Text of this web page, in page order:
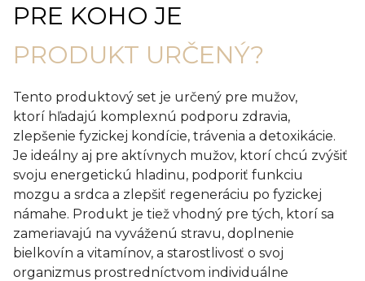
PRE KOHO JE
PRODUKT URČENÝ?
Tento produktový set je určený pre mužov,
ktorí hľadajú komplexnú podporu zdravia,
zlepšenie fyzickej kondície, trávenia a detoxikácie.
Je ideálny aj pre aktívnych mužov, ktorí chcú zvýšiť
svoju energetickú hladinu, podporiť funkciu
mozgu a srdca a zlepšiť regeneráciu po fyzickej
námahe. Produkt je tiež vhodný pre tých, ktorí sa
zameriavajú na vyváženú stravu, doplnenie
bielkovín a vitamínov, a starostlivosť o svoj
organizmus prostredníctvom individuálne